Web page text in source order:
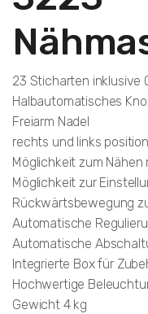
23 Sticharten inklusive
Halbautomatisches
Freiarm Nadel
rechts und links
Möglichkeit zum Nähen
Möglichkeit zur
Rückwärtsbewegung
Automatische
Automatische
Integrierte Box für
Hochwertige
Gewicht 4 kg